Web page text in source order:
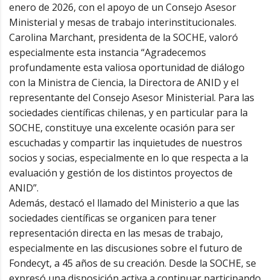
enero de 2026, con el apoyo de un Consejo Asesor
Ministerial y mesas de trabajo interinstitucionales.
Carolina Marchant, presidenta de la SOCHE, valoró
especialmente esta instancia “Agradecemos
profundamente esta valiosa oportunidad de diálogo
con la Ministra de Ciencia, la Directora de ANID y el
representante del Consejo Asesor Ministerial. Para las
sociedades científicas chilenas, y en particular para la
SOCHE, constituye una excelente ocasión para ser
escuchadas y compartir las inquietudes de nuestros
socios y socias, especialmente en lo que respecta a la
evaluación y gestión de los distintos proyectos de
ANID”.
Además, destacó el llamado del Ministerio a que las
sociedades científicas se organicen para tener
representación directa en las mesas de trabajo,
especialmente en las discusiones sobre el futuro de
Fondecyt, a 45 años de su creación. Desde la SOCHE, se